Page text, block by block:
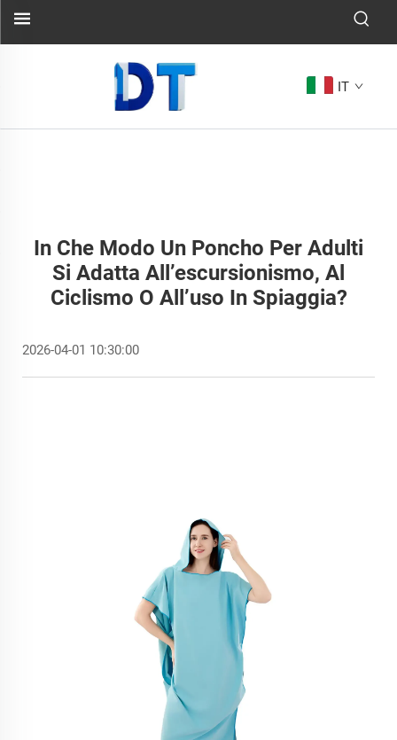
IT
In Che Modo Un Poncho Per Adulti
Si Adatta All’escursionismo, Al
Ciclismo O All’uso In Spiaggia?
2026-04-01 10:30:00